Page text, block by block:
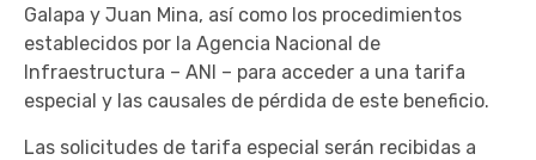
Galapa y Juan Mina, así como los procedimientos
establecidos por la Agencia Nacional de
Infraestructura – ANI – para acceder a una tarifa
especial y las causales de pérdida de este beneficio.
Las solicitudes de tarifa especial serán recibidas a